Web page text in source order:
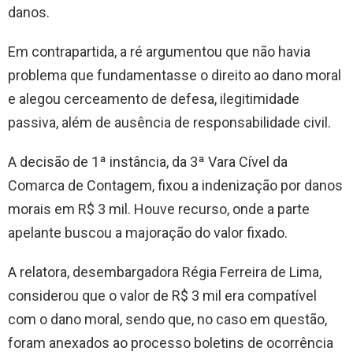
danos.
Em contrapartida, a ré argumentou que não havia
problema que fundamentasse o direito ao dano moral
e alegou cerceamento de defesa, ilegitimidade
passiva, além de ausência de responsabilidade civil.
A decisão de 1ª instância, da 3ª Vara Cível da
Comarca de Contagem, fixou a indenização por danos
morais em R$ 3 mil. Houve recurso, onde a parte
apelante buscou a majoração do valor fixado.
A relatora, desembargadora Régia Ferreira de Lima,
considerou que o valor de R$ 3 mil era compatível
com o dano moral, sendo que, no caso em questão,
foram anexados ao processo boletins de ocorrência